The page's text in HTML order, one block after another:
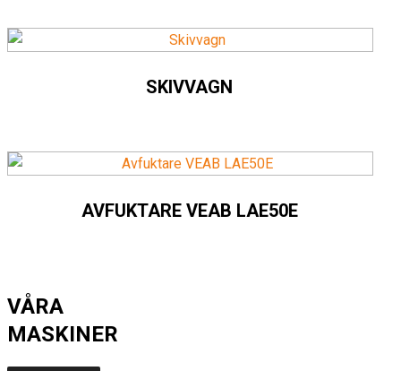
SKIVVAGN
AVFUKTARE VEAB LAE50E
VÅRA
MASKINER